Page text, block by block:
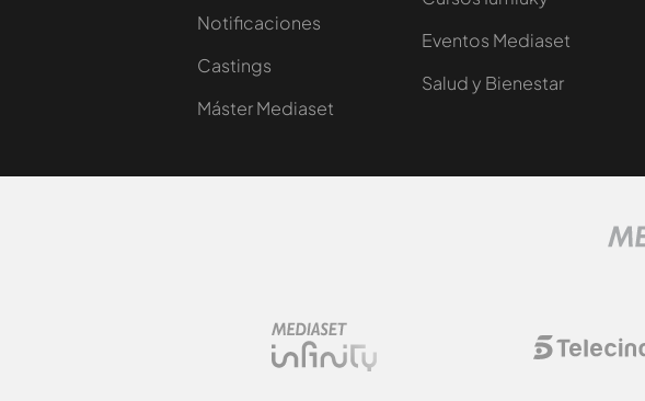
Notificaciones
Castings
Máster Mediaset
Eventos Mediaset
Salud y Bienestar